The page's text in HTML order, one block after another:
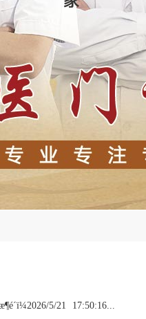
5/21 17:50:16...